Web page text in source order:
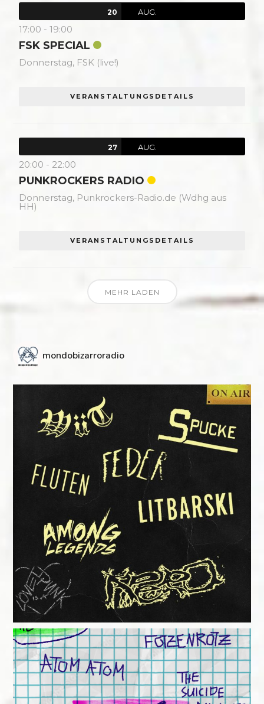
20 AUG.
17:00 -19:00
FSK SPECIAL
Donnerstag, FSK (live!)
VERANSTALTUNGSDETAILS
27 AUG.
20:00 - 22:00
PUNKROCKERS RADIO
Donnerstag, Punkrockers-Radio.de (Wdhg aus
HH)
VERANSTALTUNGSDETAILS
MEHR LADEN
mondobizarroradio